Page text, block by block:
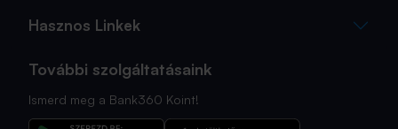
Hasznos Linkek
További szolgáltatásaink
Ismerd meg a Bank360 Koint!